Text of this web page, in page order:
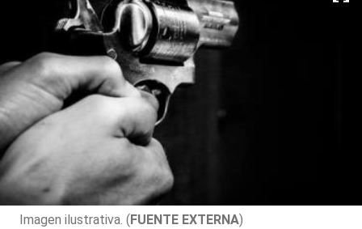
Imagen ilustrativa. (FUENTE EXTERNA)